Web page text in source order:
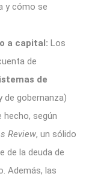
y cómo se
a capital: Los
de
de
de gobernanza)
hecho, según
Review, un sólido
de la deuda de
Además, las